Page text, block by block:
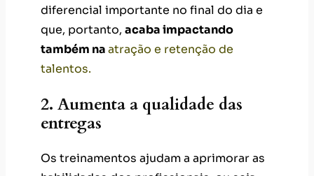
diferencial importante no final do dia e
que, portanto, acaba impactando
também naatração e retenção de
talentos.
2. Aumenta a qualidade das
entregas
Os treinamentos ajudam a aprimorar as